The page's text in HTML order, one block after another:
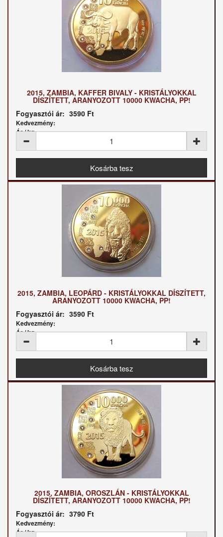
2015, ZAMBIA, KAFFER BIVALY - KRISTÁLYOKKAL
DÍSZÍTETT, ARANYOZOTT 10000 KWACHA, PP!
Fogyasztói ár: 3590 Ft
Kedvezmény:
Ár / kg:
2015, ZAMBIA, LEOPÁRD - KRISTÁLYOKKAL DÍSZÍTETT,
ARANYOZOTT 10000 KWACHA, PP!
Fogyasztói ár: 3590 Ft
Kedvezmény:
Ár / kg:
2015, ZAMBIA, OROSZLÁN - KRISTÁLYOKKAL
DÍSZÍTETT, ARANYOZOTT 10000 KWACHA, PP!
Fogyasztói ár: 3790 Ft
Kedvezmény:
Ár / kg: